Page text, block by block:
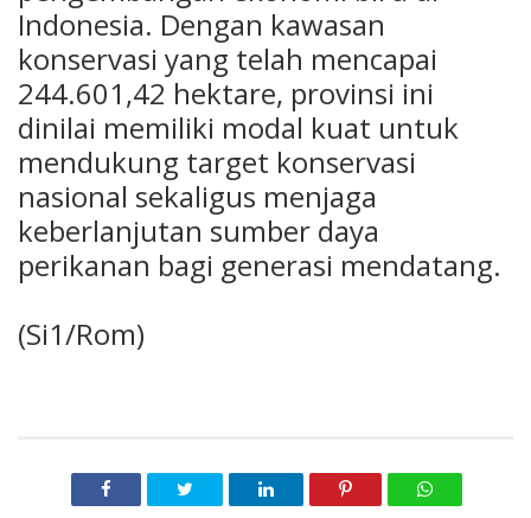
Indonesia. Dengan kawasan
konservasi yang telah mencapai
244.601,42 hektare, provinsi ini
dinilai memiliki modal kuat untuk
mendukung target konservasi
nasional sekaligus menjaga
keberlanjutan sumber daya
perikanan bagi generasi mendatang.
(Si1/Rom)